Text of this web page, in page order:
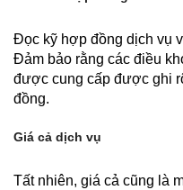
Đọc kỹ hợp đồng dịch vụ
Đảm bảo rằng các điều
được cung cấp được ghi
đồng.
Giá cả dịch vụ
Tất nhiên, giá cả cũng là